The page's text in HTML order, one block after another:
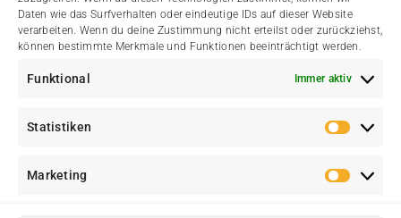
Daten wie das Surfverhalten oder eindeutige IDs auf dieser Website
verarbeiten. Wenn du deine Zustimmung nicht erteilst oder zurückziehst,
können bestimmte Merkmale und Funktionen beeinträchtigt werden.
Funktional Immer aktiv
Statistiken
Marketing
Städtische Meldungen
Amtliche Bekanntmachung
Der Heimatverein